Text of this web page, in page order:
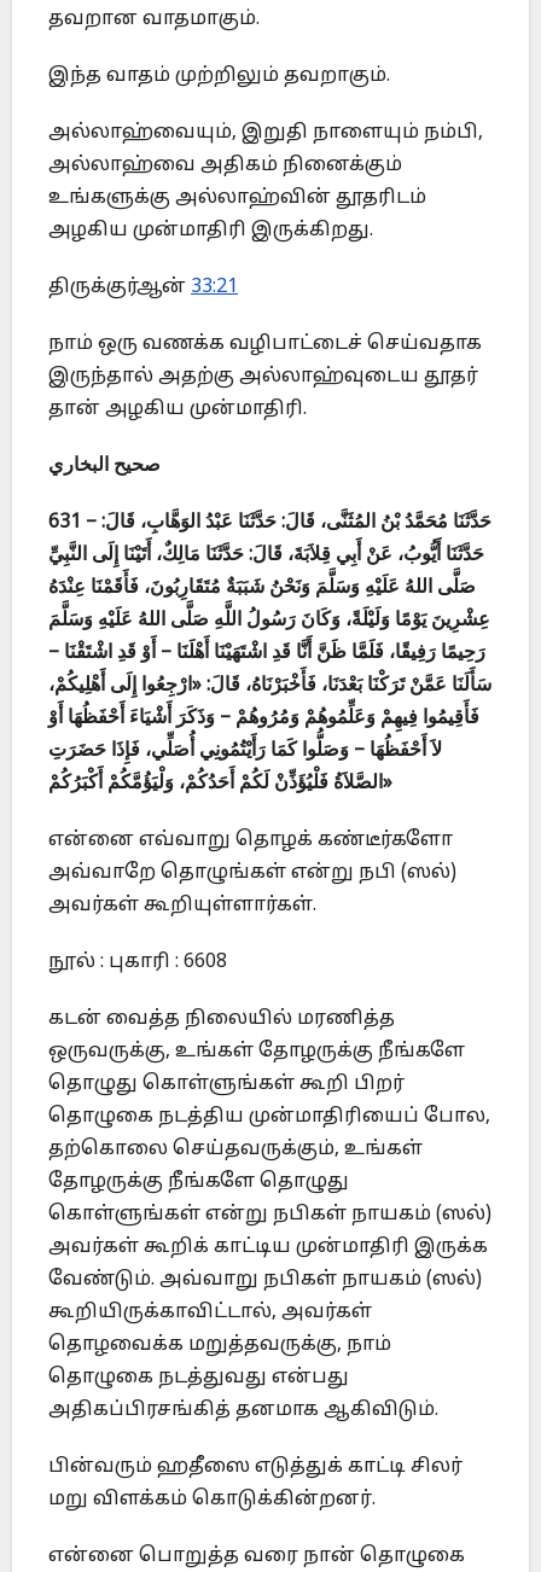
தவறான வாதமாகும்.
இந்த வாதம் முற்றிலும் தவறாகும்.
அல்லாஹ்வையும், இறுதி நாளையும் நம்பி,
அல்லாஹ்வை அதிகம் நினைக்கும்
உங்களுக்கு அல்லாஹ்வின் தூதரிடம்
அழகிய முன்மாதிரி இருக்கிறது.
திருக்குர்ஆன் 33:21
நாம் ஒரு வணக்க வழிபாட்டைச் செய்வதாக
இருந்தால் அதற்கு அல்லாஹ்வுடைய தூதர்
தான் அழகிய முன்மாதிரி.
صحيح البخاري
631 – حَدَّثَنَا مُحَمَّدُ بْنُ المُثَنَّى، قَالَ: حَدَّثَنَا عَبْدُ الوَهَّابِ، قَالَ:
حَدَّثَنَا أَيُّوبُ، عَنْ أَبِي قِلاَبَةَ، قَالَ: حَدَّثَنَا مَالِكٌ، أَتَيْنَا إِلَى النَّبِيِّ
صَلَّى اللهُ عَلَيْهِ وَسَلَّمَ وَنَحْنُ شَبَبَةٌ مُتَقَارِبُونَ، فَأَقَمْنَا عِنْدَهُ
عِشْرِينَ يَوْمًا وَلَيْلَةً، وَكَانَ رَسُولُ اللَّهِ صَلَّى اللهُ عَلَيْهِ وَسَلَّمَ
رَحِيمًا رَفِيقًا، فَلَمَّا ظَنَّ أَنَّا قَدِ اشْتَهَيْنَا أَهْلَنَا – أَوْ قَدِ اشْتَقْنَا –
سَأَلَنَا عَمَّنْ تَرَكْنَا بَعْدَنَا، فَأَخْبَرْنَاهُ، قَالَ: «ارْجِعُوا إِلَى أَهْلِيكُمْ،
فَأَقِيمُوا فِيهِمْ وَعَلِّمُوهُمْ وَمُرُوهُمْ – وَذَكَرَ أَشْيَاءَ أَحْفَظُهَا أَوْ
لاَ أَحْفَظُهَا – وَصَلُّوا كَمَا رَأَيْتُمُونِي أُصَلِّي، فَإِذَا حَضَرَتِ
الصَّلاَةُ فَلْيُؤَذِّنْ لَكُمْ أَحَدُكُمْ، وَلْيَؤُمَّكُمْ أَكْبَرُكُمْ»
என்னை எவ்வாறு தொழக் கண்டீர்களோ
அவ்வாறே தொழுங்கள் என்று நபி (ஸல்)
அவர்கள் கூறியுள்ளார்கள்.
நூல் : புகாரி : 6608
கடன் வைத்த நிலையில் மரணித்த
ஒருவருக்கு, உங்கள் தோழருக்கு நீங்களே
தொழுது கொள்ளுங்கள் கூறி பிறர்
தொழுகை நடத்திய முன்மாதிரியைப் போல,
தற்கொலை செய்தவருக்கும், உங்கள்
தோழருக்கு நீங்களே தொழுது
கொள்ளுங்கள் என்று நபிகள் நாயகம் (ஸல்)
அவர்கள் கூறிக் காட்டிய முன்மாதிரி இருக்க
வேண்டும். அவ்வாறு நபிகள் நாயகம் (ஸல்)
கூறியிருக்காவிட்டால், அவர்கள்
தொழவைக்க மறுத்தவருக்கு, நாம்
தொழுகை நடத்துவது என்பது
அதிகப்பிரசங்கித் தனமாக ஆகிவிடும்.
பின்வரும் ஹதீஸை எடுத்துக் காட்டி சிலர்
மறு விளக்கம் கொடுக்கின்றனர்.
என்னை பொறுத்த வரை நான் தொழுகை